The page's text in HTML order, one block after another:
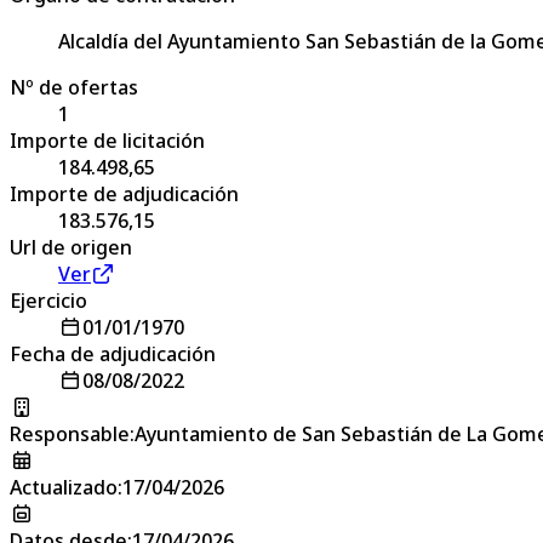
Alcaldía del Ayuntamiento San Sebastián de la
Nº de ofertas
1
Importe de licitación
184.498,65
Importe de adjudicación
183.576,15
Url de origen
Ver
Ejercicio
01/01/1970
Fecha de adjudicación
08/08/2022
Responsable:Ayuntamiento de San Sebastián de La
Actualizado:17/04/2026